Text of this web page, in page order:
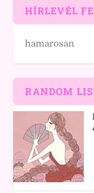
HÍRLEVÉL
hamarosan
RANDOM